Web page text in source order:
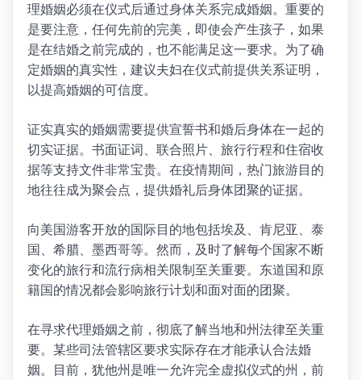
理婚姻必须在仪式后通过身体关系完成婚姻。重要的
是要注意，任何先前的完美，即使会产生孩子，如果
是在结婚之前完成的，也不能满足这一要求。为了确
定婚姻的真实性，建议夫妇在仪式前提供关系证明，
以提高婚姻的可信度。
证实真实的婚姻需要提供宣誓书和婚后身体在一起的
切实证据。书面证词、联合照片、旅行行程和住宿收
据等支持文件非常宝贵。在疫情期间，热门旅游目的
地往往成为聚会点，提供婚礼后身体团聚的证据。
向美国游客开放的国际目的地包括埃及、肯尼亚、泰
国、希腊、墨西哥等。然而，及时了解每个国家不断
变化的旅行和流行病相关限制至关重要。东道国和原
籍国的情况都会影响旅行计划和面对面的团聚。
在寻求代理婚姻之前，彻底了解当地和州法律至关重
要。某些司法管辖区要求实际存在才能承认合法婚
姻。目前，犹他州是唯一允许完全虚拟仪式的州，前